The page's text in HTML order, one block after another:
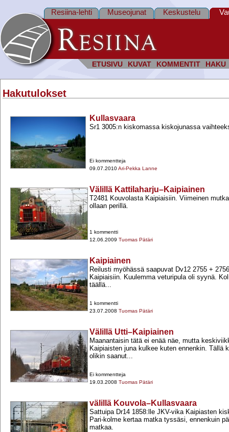
ETUSIVU KUVAT KOMMENTIT HAKU
Resiina-lehti Museojunat Keskustelu
Hakutulokset
Kullasvaara
Sr1 3005:n kiskomassa kiskojunassa
Ei kommentteja
09.07.2010Ari-Pekka Lanne
Välillä Kattilaharju–Kaipiainen
T2481 Kouvolasta Kaipiaisiin. Viimeinen
ollaan perillä.
1 kommentti
12.06.2009 Tuomas Pätäri
Kaipiainen
Reilusti myöhässä saapuvat Dv12 2755 +​
Kaipiaisiin. Kuulemma veturipula oli syynä.
täällä...
1 kommentti
23.07.2008 Tuomas Pätäri
Välillä Utti–Kaipiainen
Maanantaisin tätä ei enää näe, mutta
Kaipiaisten juna kulkee kuten ennenkin. Tällä
olikin saanut...
Ei kommentteja
19.03.2008 Tuomas Pätäri
välillä Kouvola–Kullasvaara
Sattuipa Dr14 1858:lle JKV-​vika Kaipiasten
Pari-​kolme kertaa matka tyssäsi, ennenkuin
matkaa.